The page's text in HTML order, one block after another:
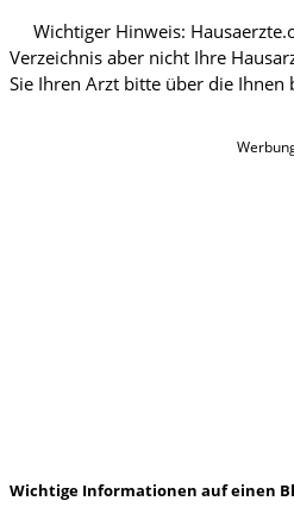
Wichtige Informationen auf einen